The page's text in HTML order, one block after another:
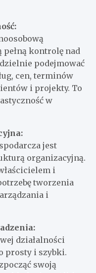
pełną kontrolę nad
podejmować
cen, terminów
i projekty. To
w
jest
organizacyjną.
i
tworzenia
i
działalności
prosty i szybki.
swoją